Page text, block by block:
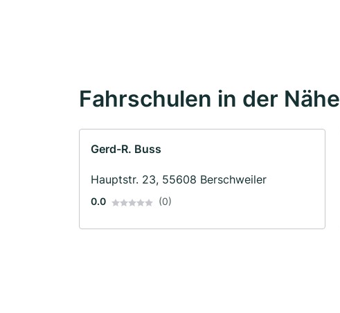
Fahrschulen in der Nähe
Gerd-R. Buss
Hauptstr. 23, 55608 Berschweiler
0.0 (0)